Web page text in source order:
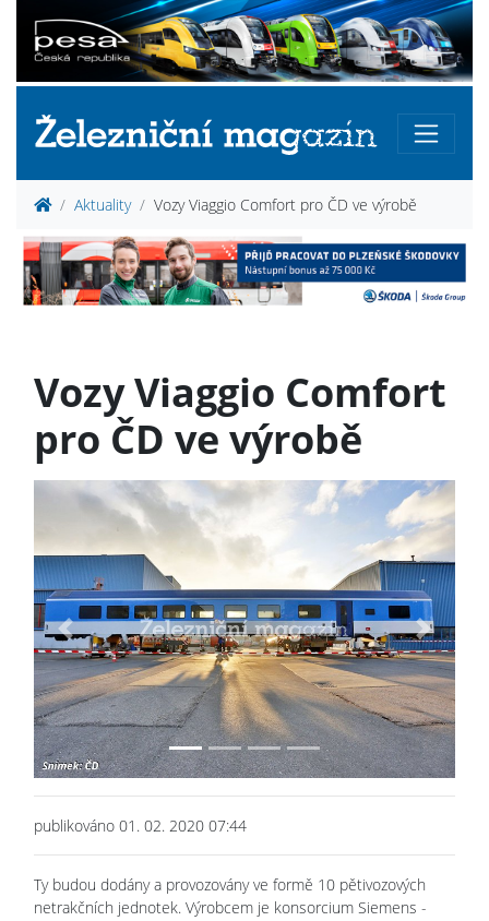
Aktuality Vozy Viaggio Comfort pro ČD ve výrobě
Vozy Viaggio Comfort
pro ČD ve výrobě
Previous Next
publikováno 01. 02. 2020 07:44
Ty budou dodány a provozovány ve formě 10 pětivozových
netrakčních jednotek. Výrobcem je konsorcium Siemens -